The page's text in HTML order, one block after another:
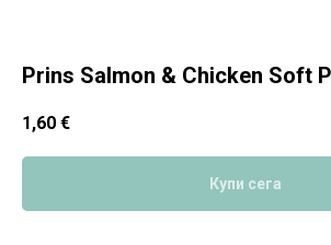
Prins Salmon & Chicken Soft
1,60 €
Купи сега